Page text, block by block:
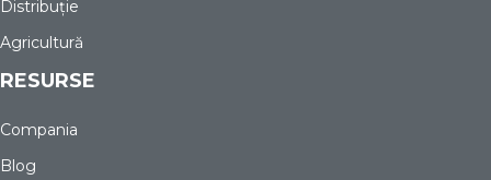
Distribuție
Agricultură
RESURSE
Compania
Blog